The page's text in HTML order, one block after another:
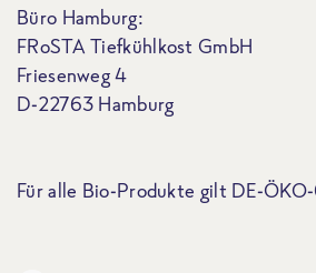
Büro Hamburg:
FRoSTA Tiefkühlkost GmbH
Friesenweg 4
D-22763 Hamburg
Für alle Bio-Produkte gilt DE-